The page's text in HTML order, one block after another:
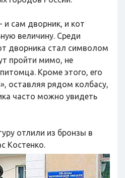
и сам дворник, и кот
величину. Среди
дворника стал символом
пройти мимо, не
Кроме этого, его
оставляя рядом колбасу,
часто можно увидеть
отлили из бронзы в
Костенко.